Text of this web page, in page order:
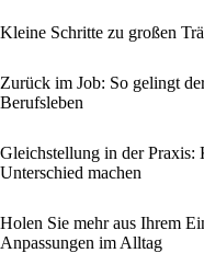
Kleine Schritte zu großen
Zurück im Job: So gelingt
Berufsleben
Gleichstellung in der Praxis:
Unterschied machen
Holen Sie mehr aus Ihrem
Anpassungen im Alltag